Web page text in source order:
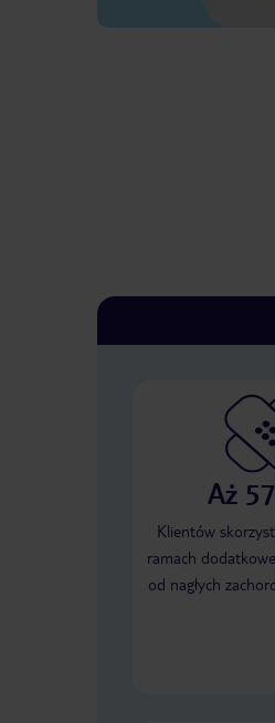
Aż
Klientów
ramach
od nagłych